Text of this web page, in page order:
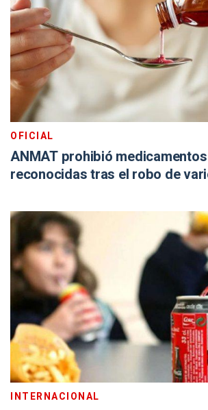
OFICIAL
ANMAT prohibió
reconocidas tras el robo de
INTERNACIONAL